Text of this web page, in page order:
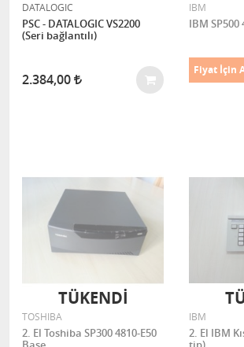
DATALOGIC
PSC - DATALOGIC VS2200
(Seri bağlantılı)
2.384,00
IBM
IBM SP500
Fiyat İçin
TOSHIBA
2. El Toshiba SP300 4810-E50
TÜKENDI
IBM
2. El IBM